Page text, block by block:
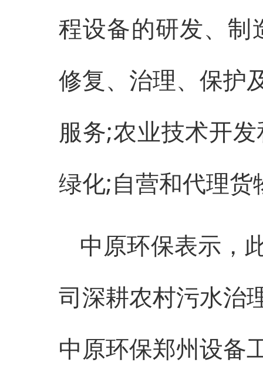
程设备的研发、制
修复、治理、保护
服务;农业技术开
绿化;自营和代理
中原环保表示，
司深耕农村污水治
中原环保郑州设备